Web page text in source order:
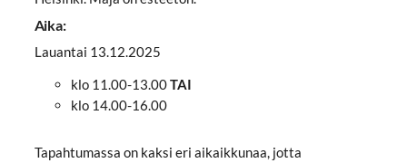
Aika:
Lauantai 13.12.2025
klo 11.00-13.00TAI
klo 14.00-16.00
Tapahtumassa on kaksi eri aikaikkunaa, jotta